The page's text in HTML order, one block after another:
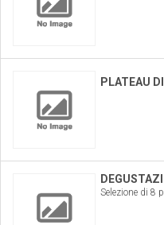
PLATEAU
Selezione di 8